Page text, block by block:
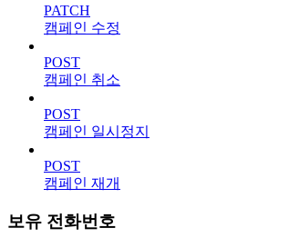
PATCH
캠페인 수정
POST
캠페인 취소
POST
캠페인 일시정지
POST
캠페인 재개
보유 전화번호